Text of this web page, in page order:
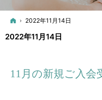
ホーム
2022年11月14日
2022年11月14日
11月の新規ご入会